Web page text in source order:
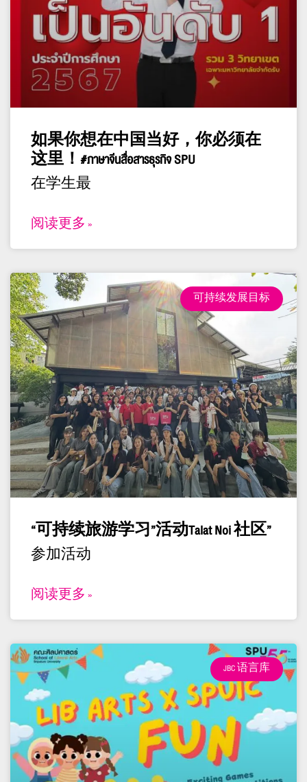
如果你想在中国当好，你必须在
这里！#ภาษาจีนสื่อสารธุรกิจ SPU
在学生最
阅读更多 »
可持续发展目标
“可持续旅游学习”活动Talat Noi 社区”
参加活动
阅读更多 »
JBC 语言库